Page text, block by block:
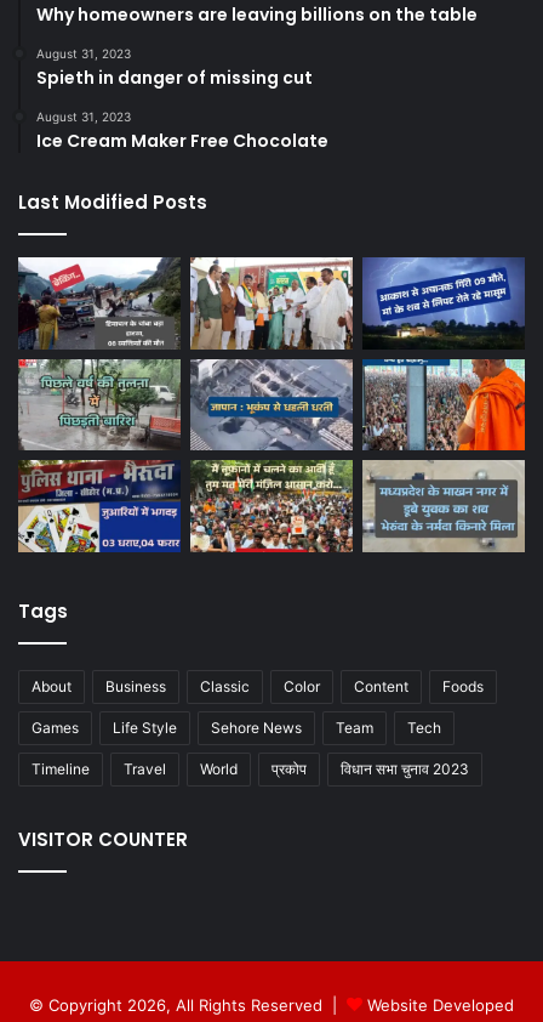
Why homeowners are leaving billions on the table
August 31, 2023
Spieth in danger of missing cut
August 31, 2023
Ice Cream Maker Free Chocolate
Last Modified Posts
Tags
About Business Classic Color Content Foods
Games Life Style Sehore News Team Tech
Timeline Travel World प्रकोप विधान सभा चुनाव 2023
VISITOR COUNTER
© Copyright 2026, All Rights Reserved | Website Developed